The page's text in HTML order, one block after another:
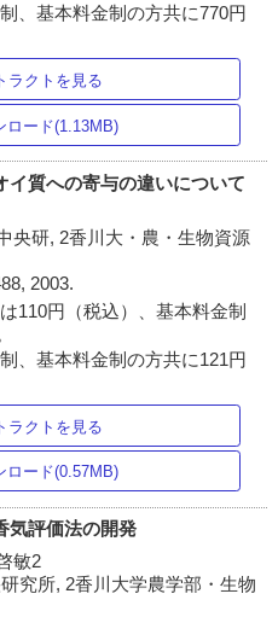
、基本料金制の方共に770円
ラクトを見る
ロード(1.13MB)
イ質への寄与の違いについて
央研, 2香川大・農・生物資源
2003.
110円（税込）、基本料金制
、基本料金制の方共に121円
ラクトを見る
ロード(0.57MB)
気評価法の開発
敏2
究所, 2香川大学農学部・生物